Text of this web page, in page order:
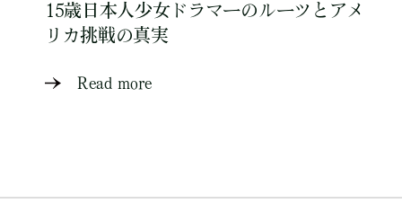
15歳日本人少女ドラマーのルーツとアメ
リカ挑戦の真実
Read more